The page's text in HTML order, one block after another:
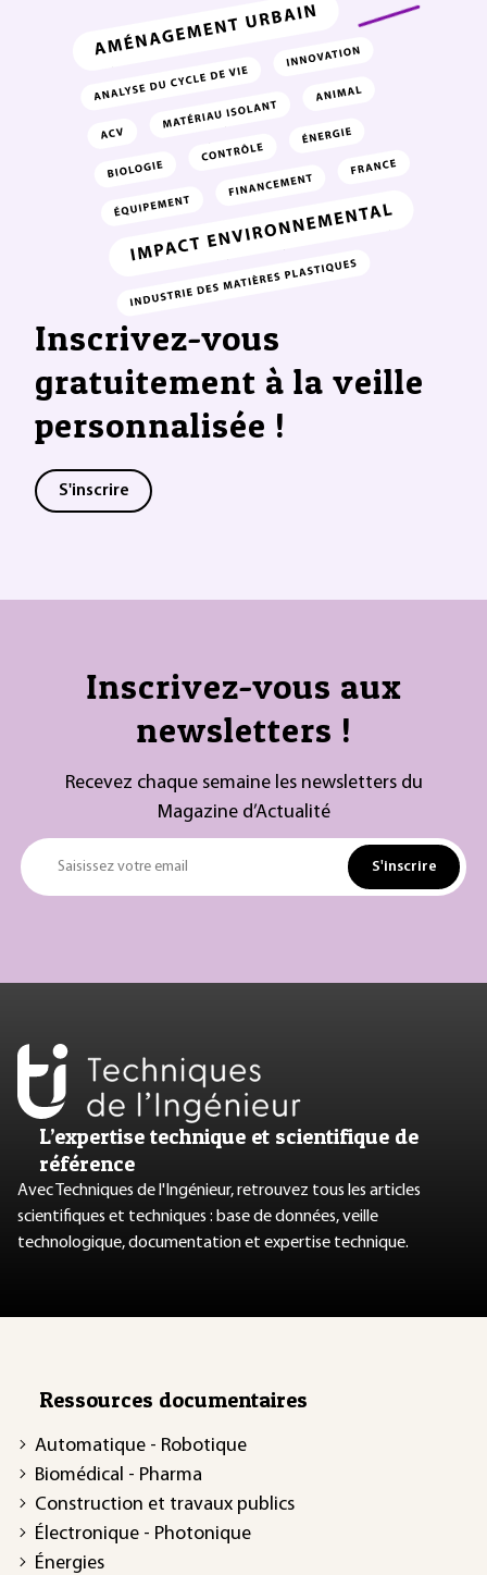
Inscrivez-vous
gratuitement à la veille
personnalisée !
S'inscrire
Inscrivez-vous aux
newsletters !
Recevez chaque semaine les newsletters du
Magazine d’Actualité
Saisissez votre email S'inscrire
L’expertise technique et scientifique de
référence
Avec Techniques de l'Ingénieur, retrouvez tous les articles
scientifiques et techniques : base de données, veille
technologique, documentation et expertise technique.
Ressources documentaires
Automatique - Robotique
Biomédical - Pharma
Construction et travaux publics
Électronique - Photonique
Énergies